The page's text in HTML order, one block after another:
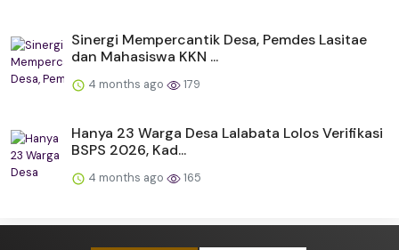
Sinergi Mempercantik Desa, Pemdes Lasitae
dan Mahasiswa KKN ...
4 months ago 179
Hanya 23 Warga Desa Lalabata Lolos Verifikasi
BSPS 2026, Kad...
4 months ago 165